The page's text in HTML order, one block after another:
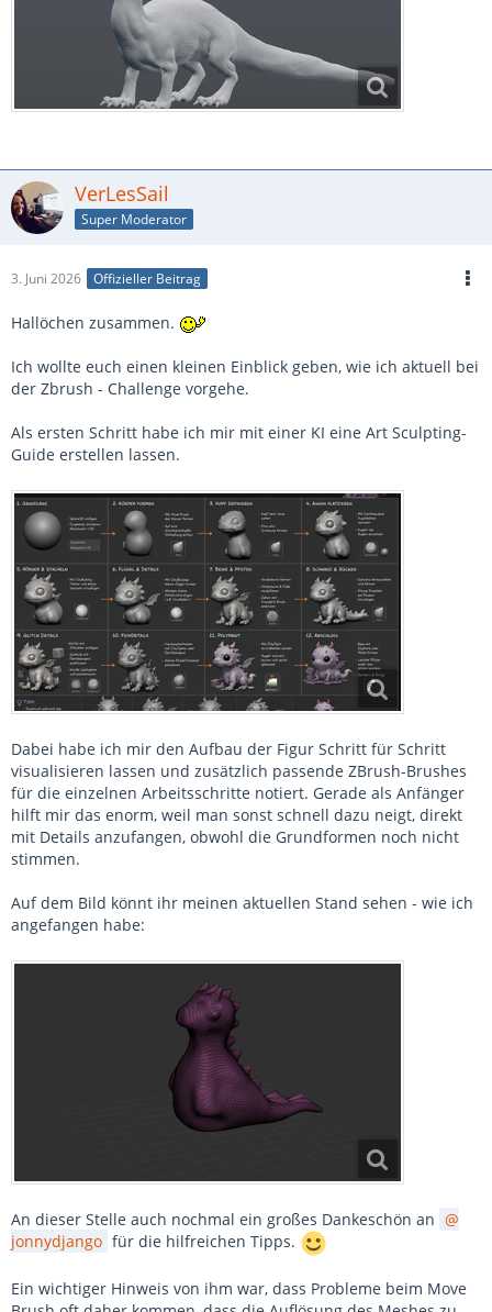
VerLesSail
Super Moderator
3. Juni 2026 Offizieller Beitrag
Hallöchen zusammen.
Ich wollte euch einen kleinen Einblick geben, wie ich aktuell bei
der Zbrush - Challenge vorgehe.
Als ersten Schritt habe ich mir mit einer KI eine Art Sculpting-
Guide erstellen lassen.
Dabei habe ich mir den Aufbau der Figur Schritt für Schritt
visualisieren lassen und zusätzlich passende ZBrush-Brushes
für die einzelnen Arbeitsschritte notiert. Gerade als Anfänger
hilft mir das enorm, weil man sonst schnell dazu neigt, direkt
mit Details anzufangen, obwohl die Grundformen noch nicht
stimmen.
Auf dem Bild könnt ihr meinen aktuellen Stand sehen - wie ich
angefangen habe:
An dieser Stelle auch nochmal ein großes Dankeschön an
jonnydjango für die hilfreichen Tipps.
Ein wichtiger Hinweis von ihm war, dass Probleme beim Move